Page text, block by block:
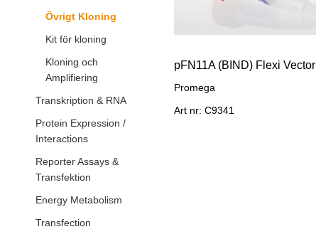
Övrigt Kloning
Kit för kloning
Kloning och
Amplifiering
Transkription & RNA
Protein Expression /
Interactions
Reporter Assays &
Transfektion
Energy Metabolism
Transfection
pFN11A (BIND) Flexi Vector
Promega
Art nr: C9341